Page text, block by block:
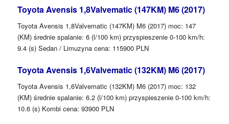
Toyota Avensis 1,8Valvematic (147KM) M6 (2017)
Toyota Avensis 1,8Valvematic (147KM) M6 (2017) moc: 147
(KM) średnie spalanie: 6 (l/100 km) przyspieszenie 0-100 km/h:
9.4 (s) Sedan / Limuzyna cena: 115900 PLN
Toyota Avensis 1,6Valvematic (132KM) M6 (2017)
Toyota Avensis 1,6Valvematic (132KM) M6 (2017) moc: 132
(KM) średnie spalanie: 6.2 (l/100 km) przyspieszenie 0-100 km/h:
10.6 (s) Kombi cena: 93900 PLN